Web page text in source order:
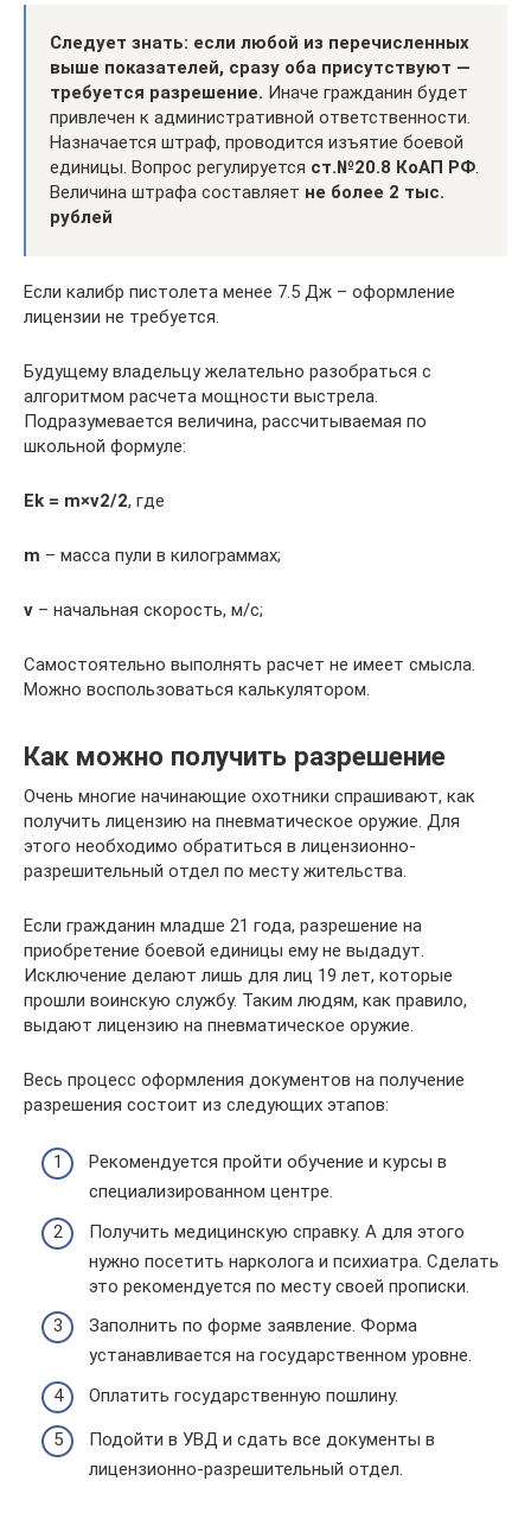
Следует знать: если любой из перечисленных
выше показателей, сразу оба присутствуют —
требуется разрешение. Иначе гражданин будет
привлечен к административной ответственности.
Назначается штраф, проводится изъятие боевой
единицы. Вопрос регулируется ст.№20.8 КоАП РФ
Величина штрафа составляет не более 2 тыс.
рублей
Если калибр пистолета менее 7.5 Дж – оформление
лицензии не требуется.
Будущему владельцу желательно разобраться с
алгоритмом расчета мощности выстрела.
Подразумевается величина, рассчитываемая по
школьной формуле:
Ek = m×v2/2, где
m – масса пули в килограммах;
v – начальная скорость, м/с;
Самостоятельно выполнять расчет не имеет смысла.
Можно воспользоваться калькулятором.
Как можно получить разрешение
Очень многие начинающие охотники спрашивают, как
получить лицензию на пневматическое оружие. Для
этого необходимо обратиться в лицензионно-
разрешительный отдел по месту жительства.
Если гражданин младше 21 года, разрешение на
приобретение боевой единицы ему не выдадут.
Исключение делают лишь для лиц 19 лет, которые
прошли воинскую службу. Таким людям, как правило,
выдают лицензию на пневматическое оружие.
Весь процесс оформления документов на получение
разрешения состоит из следующих этапов:
Рекомендуется пройти обучение и курсы в
специализированном центре.
Получить медицинскую справку. А для этого
нужно посетить нарколога и психиатра. Сделать
это рекомендуется по месту своей прописки.
Заполнить по форме заявление. Форма
устанавливается на государственном уровне.
Оплатить государственную пошлину.
Подойти в УВД и сдать все документы в
лицензионно-разрешительный отдел.